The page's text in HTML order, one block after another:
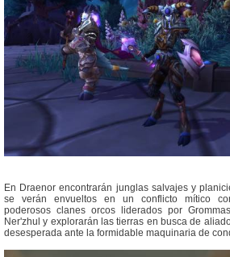
En Draenor encontrarán junglas salvajes y
se verán envueltos en un conflicto mítico
poderosos clanes orcos liderados por
Ner'zhul y explorarán las tierras en busca de
desesperada ante la formidable maquinaria de